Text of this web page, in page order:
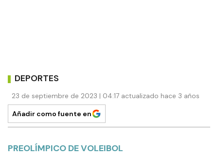
DEPORTES
23 de septiembre de 2023 | 04:17 actualizado hace 3 años
Añadir como fuente en
PREOLÍMPICO DE VOLEIBOL